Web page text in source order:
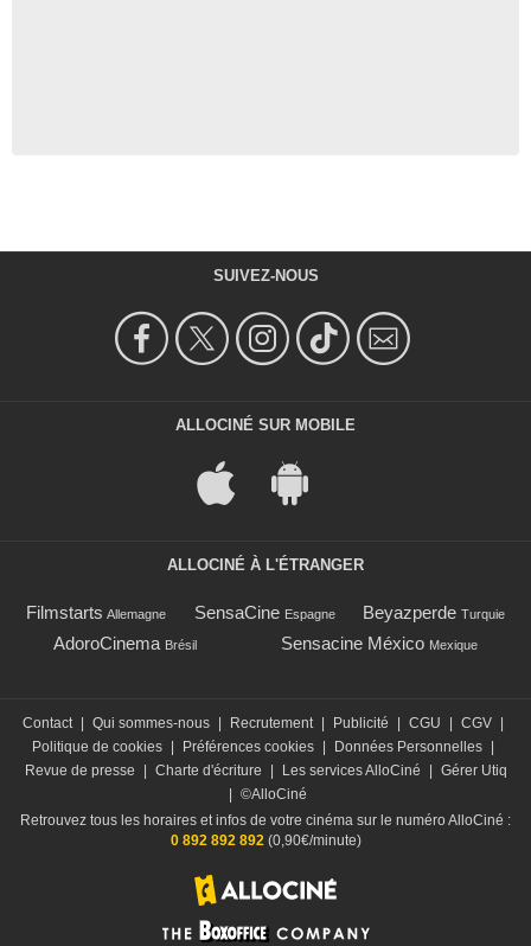
SUIVEZ-NOUS
ALLOCINÉ SUR MOBILE
ALLOCINÉ À L'ÉTRANGER
Filmstarts Allemagne SensaCine Espagne Beyazperde Turquie
AdoroCinema Brésil Sensacine México Mexique
Contact Qui sommes-nous Recrutement Publicité CGU CGV
Politique de cookies
Préférences cookies Données Personnelles
Revue de presse
Charte d'écriture Les services AlloCiné
Gérer Utiq
©AlloCiné
Retrouvez tous les horaires et infos de votre cinéma sur le numéro AlloCiné :
0 892 892 892(0,90€/minute)